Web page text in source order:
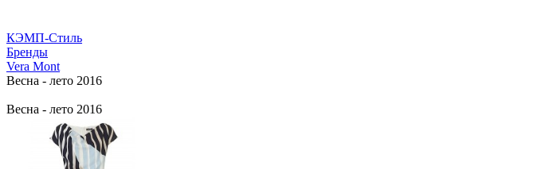
КЭМП-Стиль
Бренды
Vera Mont
Весна - лето 2016
Весна - лето 2016